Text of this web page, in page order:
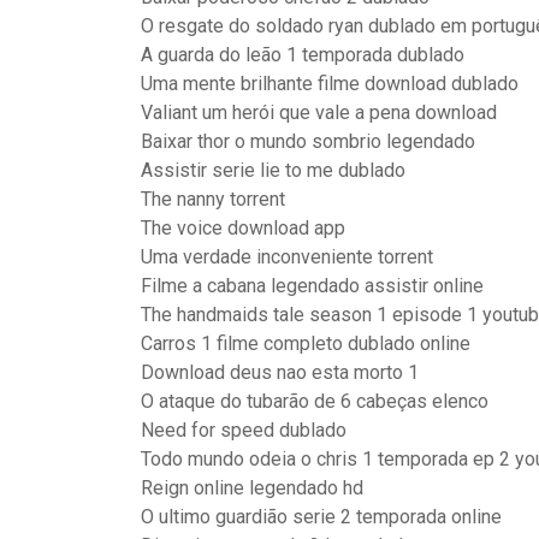
O resgate do soldado ryan dublado em
A guarda do leão 1 temporada dublado
Uma mente brilhante filme download dublado
Valiant um herói que vale a pena download
Baixar thor o mundo sombrio legendado
Assistir serie lie to me dublado
The nanny torrent
The voice download app
Uma verdade inconveniente torrent
Filme a cabana legendado assistir online
The handmaids tale season 1 episode 1
Carros 1 filme completo dublado online
Download deus nao esta morto 1
O ataque do tubarão de 6 cabeças elenco
Need for speed dublado
Todo mundo odeia o chris 1 temporada ep 2
Reign online legendado hd
O ultimo guardião serie 2 temporada online